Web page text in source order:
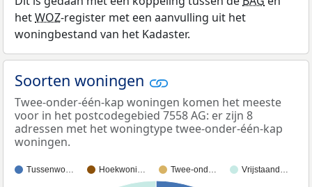
hetWOZ-register met een aanvulling uit het
woningbestand van het Kadaster.
Soorten woningen
Twee-onder-één-kap woningen komen het meeste
voor in het postcodegebied 7558 AG: er zijn 8
adressen met het woningtype twee-onder-één-kap
woningen.
Tussenwo… Hoekwoni… Twee-ond… Vrijstaand…